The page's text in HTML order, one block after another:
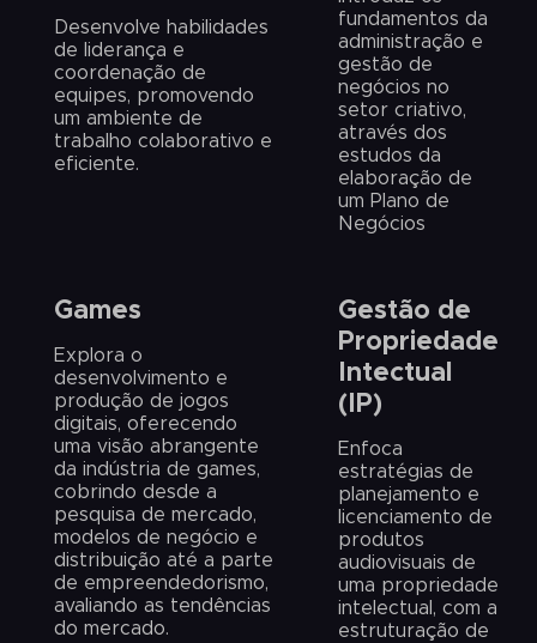
Desenvolve habilidades
de liderança e
coordenação de
equipes, promovendo
um ambiente de
trabalho colaborativo e
eficiente.
fundamentos da
administração e
gestão de
negócios no
setor criativo,
através dos
estudos da
elaboração de
um Plano de
Negócios
Games
Explora o
desenvolvimento e
produção de jogos
digitais, oferecendo
uma visão abrangente
da indústria de games,
cobrindo desde a
pesquisa de mercado,
modelos de negócio e
distribuição até a parte
de empreendedorismo,
avaliando as tendências
do mercado.
Gestão de
Propriedade
Intectual
(IP)
Enfoca
estratégias de
planejamento e
licenciamento de
produtos
audiovisuais de
uma propriedade
intelectual, com a
estruturação de